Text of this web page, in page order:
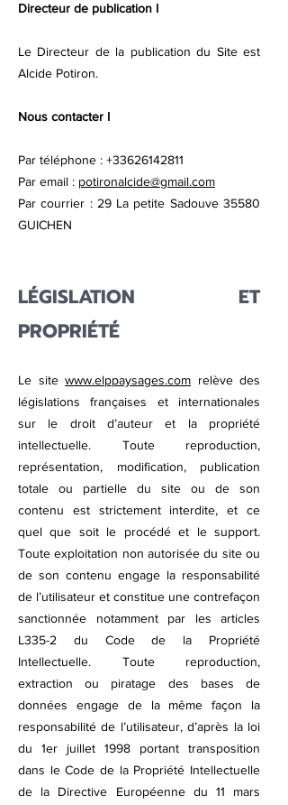
Directeur de publication I
Le Directeur de la publication du Site est
Alcide Potiron.
Nous contacter I
Par téléphone : +33626142811
Par email : potironalcide@gmail.com
Par courrier : 29 La petite Sadouve 35580
GUICHEN
LÉGISLATION ET
PROPRIÉTÉ
Le site www.elppaysages.com relève des
législations françaises et internationales
sur le droit d’auteur et la propriété
intellectuelle. Toute reproduction,
représentation, modification, publication
totale ou partielle du site ou de son
contenu est strictement interdite, et ce
quel que soit le procédé et le support.
Toute exploitation non autorisée du site ou
de son contenu engage la responsabilité
de l’utilisateur et constitue une contrefaçon
sanctionnée notamment par les articles
L335-2 du Code de la Propriété
Intellectuelle. Toute reproduction,
extraction ou piratage des bases de
données engage de la même façon la
responsabilité de l’utilisateur, d’après la loi
du 1er juillet 1998 portant transposition
dans le Code de la Propriété Intellectuelle
de la Directive Européenne du 11 mars